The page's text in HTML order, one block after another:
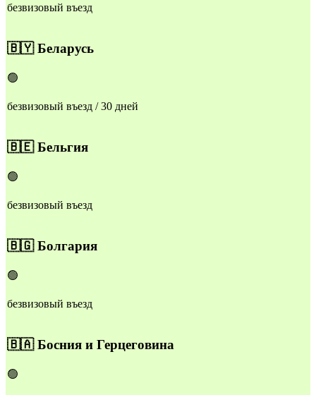
безвизовый въезд
🇧🇾Беларусь
🟢
безвизовый въезд / 30 дней
🇧🇪Бельгия
🟢
безвизовый въезд
🇧🇬Болгария
🟢
безвизовый въезд
🇧🇦Босния и Герцеговина
🟢